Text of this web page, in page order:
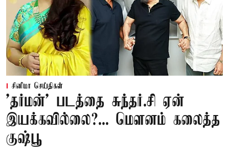
சினிமா செய்திகள்
'தர்மன்' படத்தை சுந்தர்.சி ஏன்
இயக்கவில்லை?... மௌனம் கலைத்த
குஷ்பூ